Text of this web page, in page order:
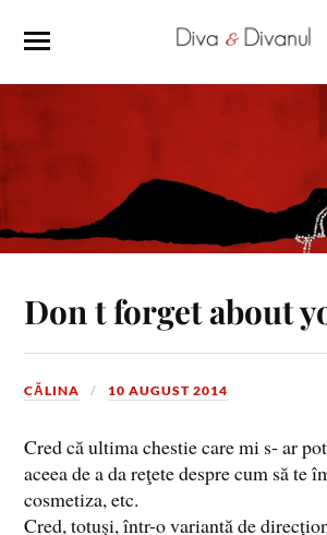
Don t forget about
CĂLINA 10 AUGUST 2014
Cred că ultima chestie care mi s- ar
aceea de a da reţete despre cum să te
cosmetiza, etc.
Cred, totuşi, într-o variantă de